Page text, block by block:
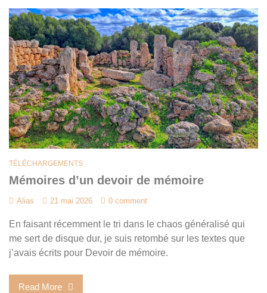
TÉLÉCHARGEMENTS
Mémoires d’un devoir de mémoire
Alias 21 mai 2026 0 comment
En faisant récemment le tri dans le chaos généralisé qui
me sert de disque dur, je suis retombé sur les textes que
j’avais écrits pour Devoir de mémoire.
Read More